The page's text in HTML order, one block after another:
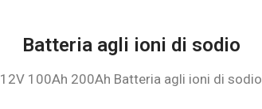
Batteria agli ioni di sodio
12V 100Ah 200Ah Batteria agli ioni di sodio